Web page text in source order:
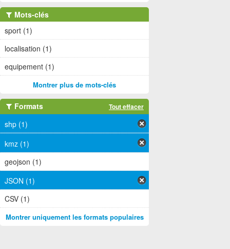
Mots-clés
sport (1)
localisation (1)
equipement (1)
Montrer plus de mots-clés
Formats Tout effacer
shp (1)
kmz (1)
geojson (1)
JSON (1)
CSV (1)
Montrer uniquement les formats populaires